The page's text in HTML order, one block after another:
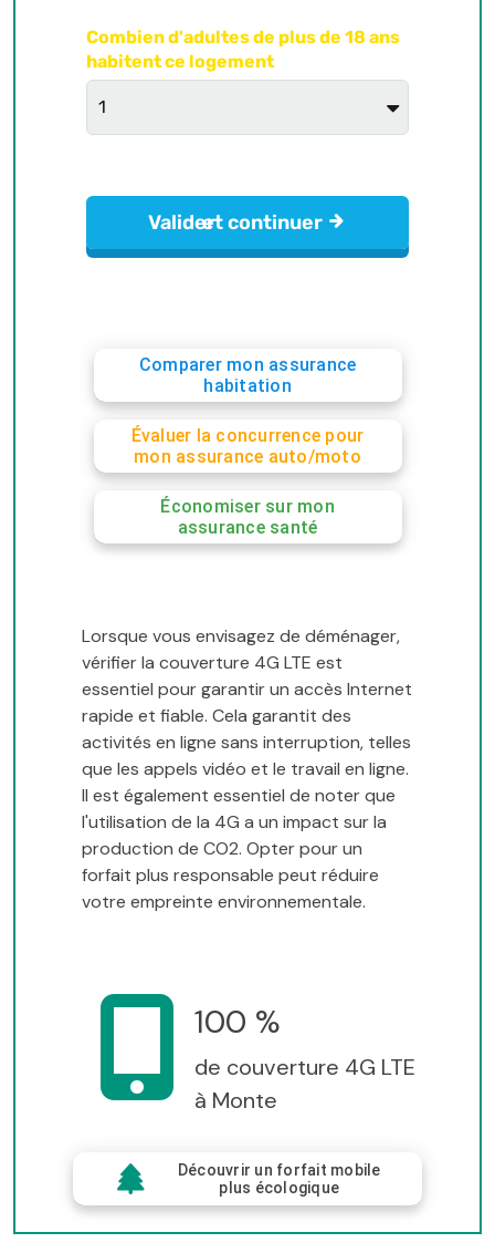
Comparer mon assurance
habitation
Évaluer la concurrence pour
mon assurance auto/moto
Économiser sur mon
assurance santé
Lorsque vous envisagez de déménager,
vérifier la couverture 4G LTE est
essentiel pour garantir un accès Internet
rapide et fiable. Cela garantit des
activités en ligne sans interruption, telles
que les appels vidéo et le travail en ligne.
Il est également essentiel de noter que
l'utilisation de la 4G a un impact sur la
production de CO2. Opter pour un
forfait plus responsable peut réduire
votre empreinte environnementale.
100 %
de couverture 4G LTE
à Monte
Découvrir un forfait mobile
plus écologique